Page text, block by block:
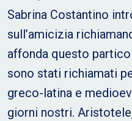
Sabrina Costantino
sull’amicizia
affonda questo
sono stati richiamati
greco-latina e
giorni nostri.